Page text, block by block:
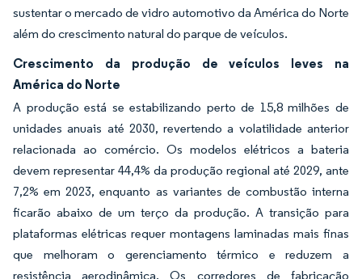
sustentar o mercado de vidro automotivo da América do Norte
além do crescimento natural do parque de veículos.
Crescimento da produção de veículos leves na
América do Norte
A produção está se estabilizando perto de 15,8 milhões de
unidades anuais até 2030, revertendo a volatilidade anterior
relacionada ao comércio. Os modelos elétricos a bateria
devem representar 44,4% da produção regional até 2029, ante
7,2% em 2023, enquanto as variantes de combustão interna
ficarão abaixo de um terço da produção. A transição para
plataformas elétricas requer montagens laminadas mais finas
que melhoram o gerenciamento térmico e reduzem a
resistência aerodinâmica. Os corredores de fabricação